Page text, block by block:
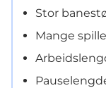
Stor
Mange